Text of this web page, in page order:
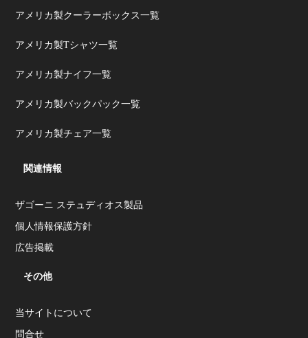
アメリカ製クーラーボックス一覧
アメリカ製Tシャツ一覧
アメリカ製ナイフ一覧
アメリカ製バックパック一覧
アメリカ製チェア一覧
関連情報
ザゴーニ ステュディオス製品
個人情報保護方針
広告掲載
その他
当サイトについて
問合せ